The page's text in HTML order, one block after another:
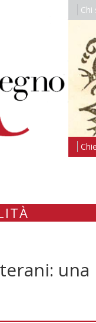
Chi